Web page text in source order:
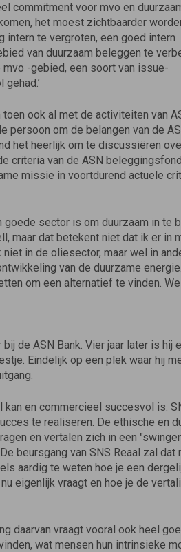
commitment voor mvo en
het moest zichtbaarder
intern te vergroten, een goed intern
van duurzaam beleggen te
-gebied, een soort van issue-
ook al met de activiteiten van
persoon om de belangen van de
het heerlijk om te discussiëren
criteria van de ASN
missie in voortdurend actuele
sector is om duurzaam in te
maar dat betekent niet dat ik er in
in de oliesector, maar wel in
van de duurzame
om een alternatief te vinden. We
de ASN Bank. Vier jaar later is hij
Eindelijk op een plek waar hij
en commercieel succesvol is.
te realiseren. De ethische en
en vertalen zich in een
beursgang van SNS Reaal zal dat
aardig te weten hoe je een
eigenlijk vraagt en hoe je de
daarvan vraagt vooral ook heel
wat mensen hun intrinsieke